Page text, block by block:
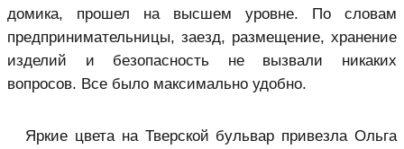
домика, прошел на высшем уровне. По словам
предпринимательницы, заезд, размещение, хранение
изделий и безопасность не вызвали никаких
вопросов. Все было максимально удобно.
Яркие цвета на Тверской бульвар привезла Ольга